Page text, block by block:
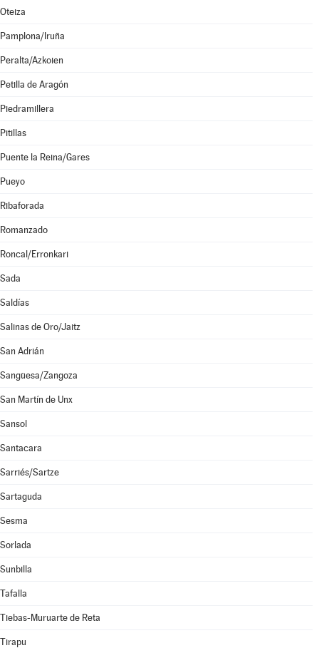
Oteiza
Pamplona/Iruña
Peralta/Azkoien
Petilla de Aragón
Piedramillera
Pitillas
Puente la Reina/Gares
Pueyo
Ribaforada
Romanzado
Roncal/Erronkari
Sada
Saldías
Salinas de Oro/Jaitz
San Adrián
Sangüesa/Zangoza
San Martín de Unx
Sansol
Santacara
Sarriés/Sartze
Sartaguda
Sesma
Sorlada
Sunbilla
Tafalla
Tiebas-Muruarte de Reta
Tirapu